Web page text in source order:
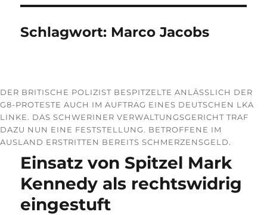
Schlagwort: Marco Jacobs
DER BRITISCHE POLIZIST BESPITZELTE ANLÄSSLICH DER
G8-PROTESTE AUCH IM AUFTRAG EINES DEUTSCHEN LKA
LINKE. DAS SCHWERINER VERWALTUNGSGERICHT TRAF
DAZU NUN EINE FESTSTELLUNG. BETROFFENE IM
AUSLAND ERSTRITTEN BEREITS SCHMERZENSGELD.
Einsatz von Spitzel Mark
Kennedy als rechtswidrig
eingestuft